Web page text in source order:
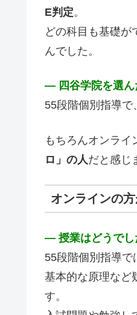
E判定。
どの科目も基礎
んでした。
― 四谷学院を選ん
55段階個別指導で、
もちろんオンライ
ロ」の人だと感じ
オンラインの
― 授業はどうでし
55段階個別指導で
基本的な原理など
す。